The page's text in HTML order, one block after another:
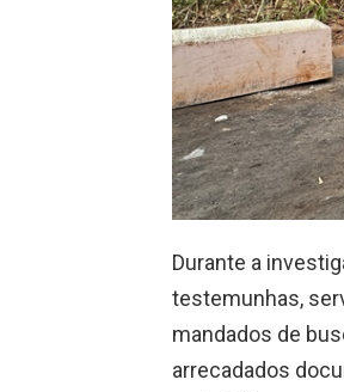
Durante a
testemunhas,
mandados de
arrecadados